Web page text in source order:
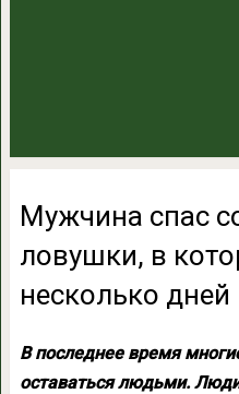
Мужчина спас
ловушки, в
несколько дней
В последнее время
оставаться людьми.